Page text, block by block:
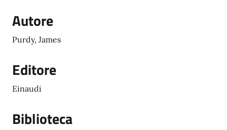
Autore
Purdy, James
Editore
Einaudi
Biblioteca